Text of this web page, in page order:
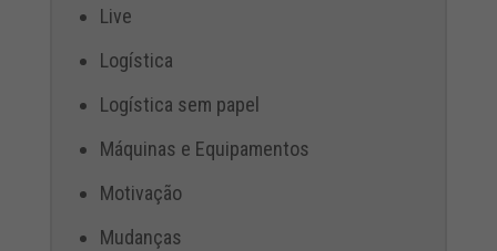
Live
Logística
Logística sem papel
Máquinas e Equipamentos
Motivação
Mudanças